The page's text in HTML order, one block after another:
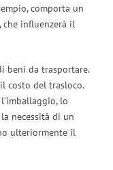
comporta un
influenzerà il
beni da trasportare.
costo del trasloco.
lo
necessità di un
ulteriormente il